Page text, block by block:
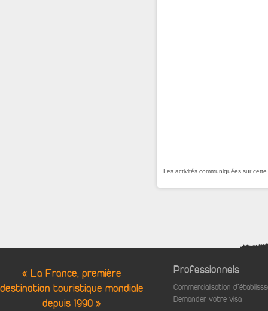
Les activités communiquées sur
« La France, première
destination touristique mondiale
depuis 1990 »
Professionnels
Commercialisation
Demander votre visa